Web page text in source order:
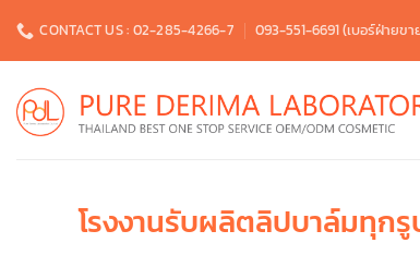
content
CONTACT US : 02-285-4266-7 093-551-6691 (เบอร์ฝ่ายขา
โรงงานรับผลิตลิปบาล์มทุก